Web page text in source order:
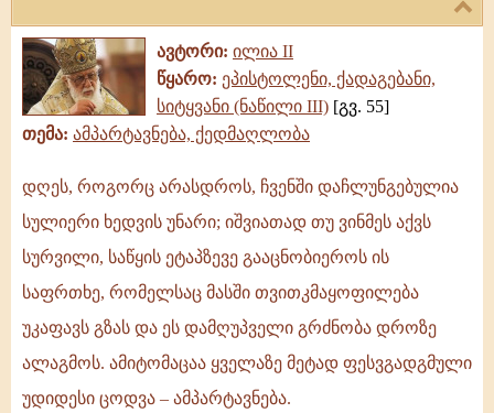
ავტორი: ილია II
წყარო: ეპისტოლენი, ქადაგებანი,
სიტყვანი (ნაწილი III) [გვ. 55]
თემა: ამპარტავნება, ქედმაღლობა
დღეს,
როგორც
არასდროს,
ჩვენში
დაჩლუნგებულია
სულიერი
ხედვის
უნარი;
დღეს, როგორც არასდროს, ჩვენში დაჩლუნგებულია
სულიერი ხედვის უნარი; იშვიათად თუ ვინმეს აქვს
სურვილი, საწყის ეტაპზევე გააცნობიეროს ის
საფრთხე, რომელსაც მასში თვითკმაყოფილება
უკაფავს გზას და ეს დამღუპველი გრძნობა დროზე
ალაგმოს. ამიტომაცაა ყველაზე მეტად ფესვგადგმული
უდიდესი ცოდვა – ამპარტავნება.